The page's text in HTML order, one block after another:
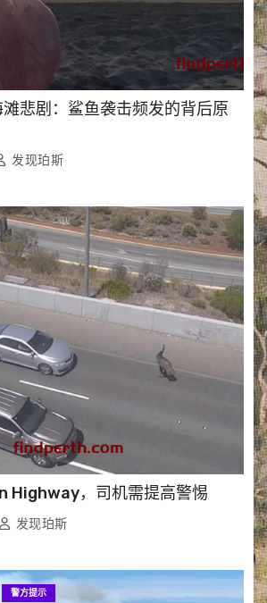
悲剧：鲨鱼袭击频发的背后原
发现珀斯
Highway，司机需提高警惕
发现珀斯
警方提示